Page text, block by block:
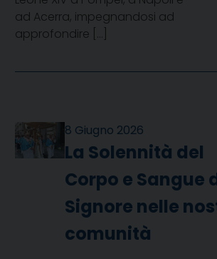
ad Acerra, impegnandosi ad
approfondire […]
8 Giugno 2026
La Solennità del
Corpo e Sangue
Signore nelle
comunità